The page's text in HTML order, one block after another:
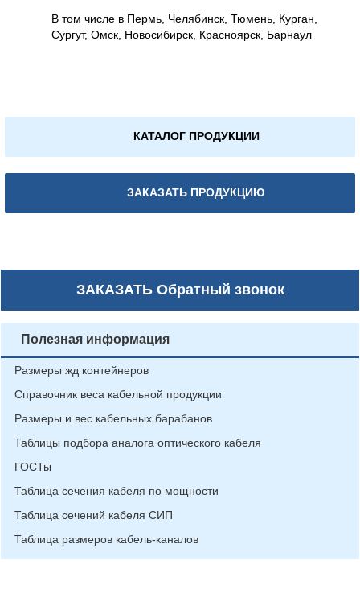
В том числе в Пермь, Челябинск, Тюмень, Курган,
Сургут, Омск, Новосибирск, Красноярск, Барнаул
КАТАЛОГ ПРОДУКЦИИ
ЗАКАЗАТЬ ПРОДУКЦИЮ
ЗАКАЗАТЬОбратный звонок
Полезная информация
Размеры жд контейнеров
Справочник веса кабельной продукции
Размеры и вес кабельных барабанов
Таблицы подбора аналога оптического кабеля
ГОСТы
Таблица сечения кабеля по мощности
Таблица сечений кабеля СИП
Таблица размеров кабель-каналов